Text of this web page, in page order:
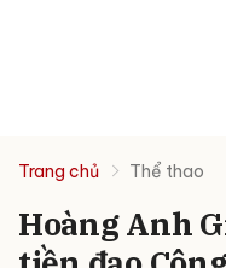
Trang chủ Thể thao
Hoàng Anh